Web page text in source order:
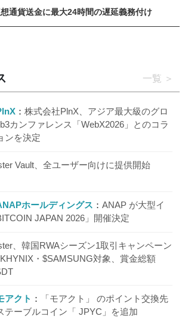
通貨送金に最大24時間の遅延義務付け
一覧
株式会社PlnX、アジア最大級のグロ
カンファレンス「WebX2026」とのコラ
ンを決定
Vault、全ユーザー向けに提供開始
ホールディングス
ANAP が大型イ
JAPAN 2026」開催決定
、韓国RWAシーズン1取引キャンペーン
・$SAMSUNG対象、賞金総額
アクト
「モアクト」 のポイント交換先
テーブルコイン「 JPYC」を追加